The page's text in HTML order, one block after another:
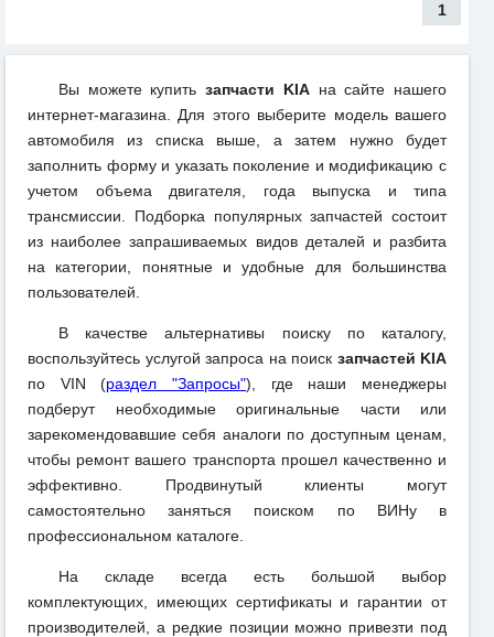
1
Вы можете купитьзапчасти KIAна сайте нашего
интернет-магазина. Для этого выберите модель вашего
автомобиля из списка выше, а затем нужно будет
заполнить форму и указать поколение и модификацию с
учетом объема двигателя, года выпуска и типа
трансмиссии. Подборка популярных запчастей состоит
из наиболее запрашиваемых видов деталей и разбита
на категории, понятные и удобные для большинства
пользователей.
В качестве альтернативы поиску по каталогу,
воспользуйтесь услугой запроса на поиск запчастей KIA
по VIN (раздел "Запросы"), где наши менеджеры
подберут необходимые оригинальные части или
зарекомендовавшие себя аналоги по доступным ценам,
чтобы ремонт вашего транспорта прошел качественно и
эффективно. Продвинутый клиенты могут
самостоятельно заняться поиском по ВИНу в
профессиональном каталоге.
На складе всегда есть большой выбор
комплектующих, имеющих сертификаты и гарантии от
производителей, а редкие позиции можно привезти под